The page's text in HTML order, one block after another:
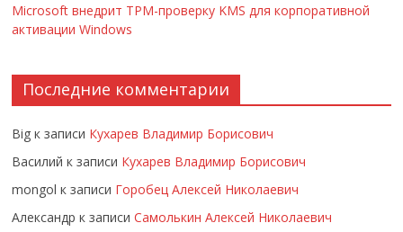
Microsoft внедрит TPM-проверку KMS для корпоративной
активации Windows
Последние комментарии
Big к записи Кухарев Владимир Борисович
Василий к записи Кухарев Владимир Борисович
mongol к записи Горобец Алексей Николаевич
Александр к записиСамолькин Алексей Николаевич